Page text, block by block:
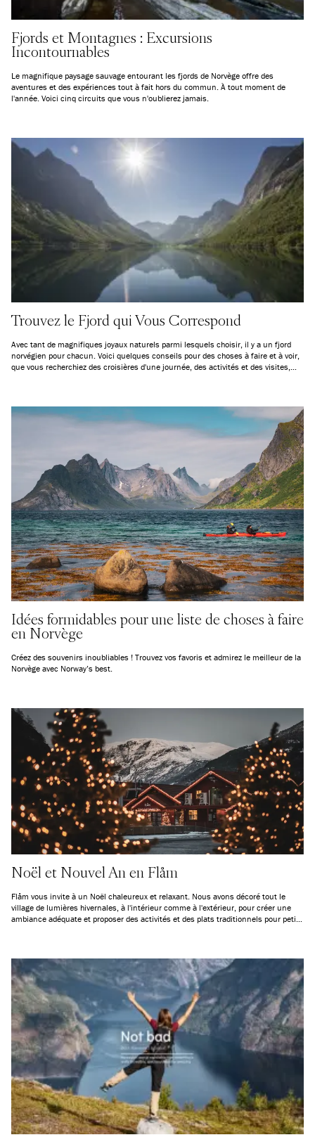
Fjords et Montagnes : Excursions
Incontournables
Le magnifique paysage sauvage entourant les fjords de Norvège offre des
aventures et des expériences tout à fait hors du commun. À tout moment de
l'année. Voici cinq circuits que vous n'oublierez jamais.
Trouvez le Fjord qui Vous Correspond
Avec tant de magnifiques joyaux naturels parmi lesquels choisir, il y a un fjord
norvégien pour chacun. Voici quelques conseils pour des choses à faire et à voir,
que vous recherchiez des croisières d'une journée, des activités et des visites,
Idées formidables pour une liste de choses à faire
en Norvège
Créez des souvenirs inoubliables ! Trouvez vos favoris et admirez le meilleur de la
Norvège avec Norway’s best.
Noël et Nouvel An en Flåm
Flåm vous invite à un Noël chaleureux et relaxant. Nous avons décoré tout le
village de lumières hivernales, à l'intérieur comme à l'extérieur, pour créer une
ambiance adéquate et proposer des activités et des plats traditionnels pour petits